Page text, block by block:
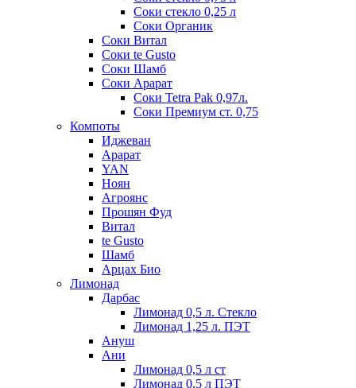
Соки стекло 0,25 л
Соки Органик
Соки Витал
Соки te Gusto
Соки Шамб
Соки Арарат
Соки Tetra Pak 0,97л.
Соки Премиум ст. 0,75
Компоты
Иджеван
Арарат
YAN
Ноян
Агроянс
Прошян Фуд
Витал
te Gusto
Шамб
Арцах Био
Лимонад
Дарбас
Лимонад 0,5 л. Стекло
Лимонад 1,25 л. ПЭТ
Ануш
Ани
Лимонад 0,5 л ст
Лимонад 0,5 л ПЭТ